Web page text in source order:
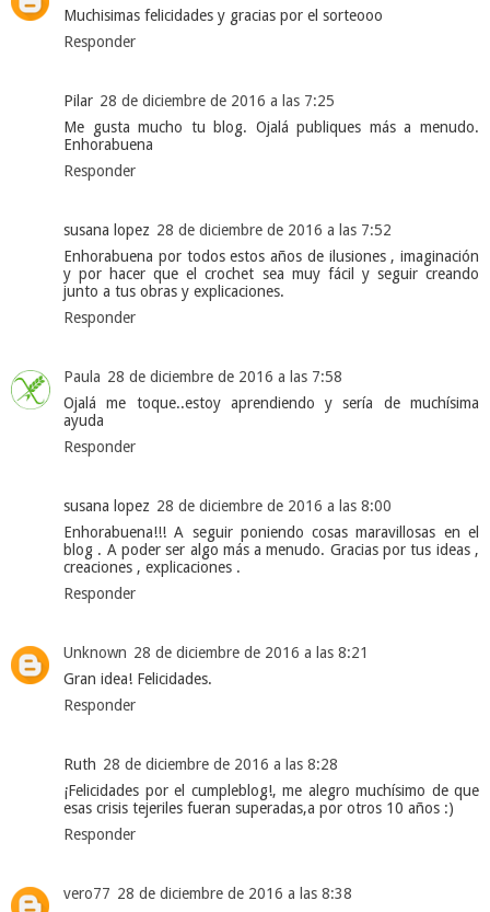
Muchisimas felicidades y gracias por el sorteooo
Responder
Pilar 28 de diciembre de 2016 a las 7:25
Me gusta mucho tu blog. Ojalá publiques más a menudo.
Enhorabuena
Responder
susana lopez 28 de diciembre de 2016 a las 7:52
Enhorabuena por todos estos años de ilusiones , imaginación
y por hacer que el crochet sea muy fácil y seguir creando
junto a tus obras y explicaciones.
Responder
Paula 28 de diciembre de 2016 a las 7:58
Ojalá me toque..estoy aprendiendo y sería de muchísima
ayuda
Responder
susana lopez 28 de diciembre de 2016 a las 8:00
Enhorabuena!!! A seguir poniendo cosas maravillosas en el
blog . A poder ser algo más a menudo. Gracias por tus ideas ,
creaciones , explicaciones .
Responder
Unknown 28 de diciembre de 2016 a las 8:21
Gran idea! Felicidades.
Responder
Ruth 28 de diciembre de 2016 a las 8:28
¡Felicidades por el cumpleblog!, me alegro muchísimo de que
esas crisis tejeriles fueran superadas,a por otros 10 años :)
Responder
vero77 28 de diciembre de 2016 a las 8:38